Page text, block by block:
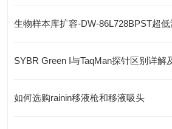
如何选购rainin移液枪和移液吸头